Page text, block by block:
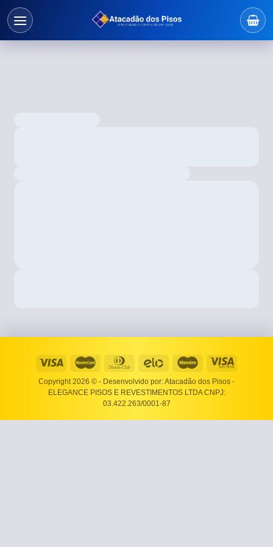
Copyright 2026 © - Desenvolvido por: Atacadão dos Pisos -
ELEGANCE PISOS E REVESTIMENTOS LTDA CNPJ:
03.422.263/0001-87